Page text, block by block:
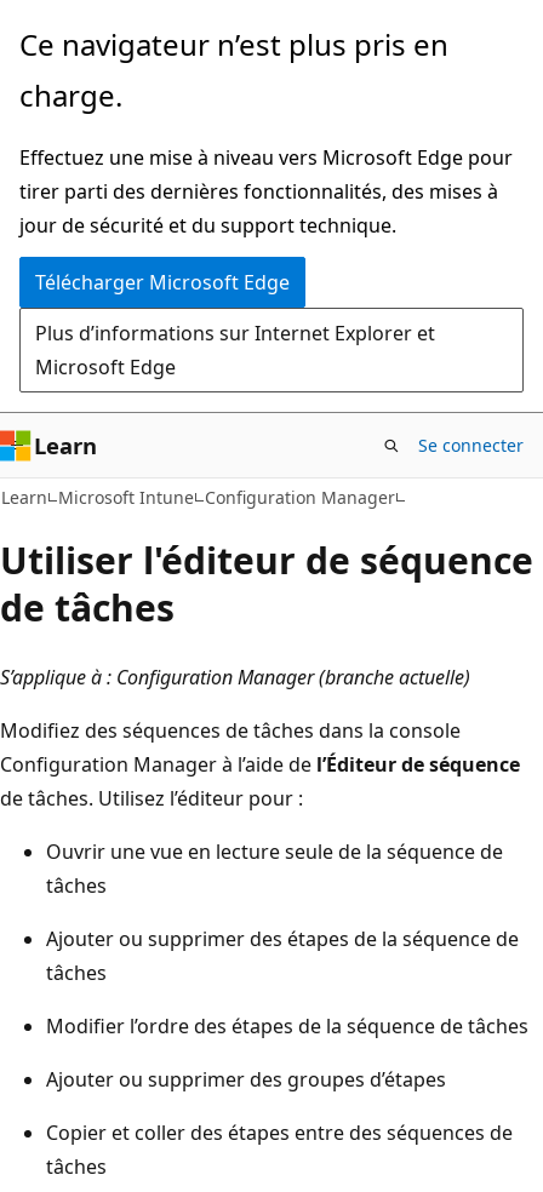
Passer
directement
au
principal
Ce navigateur n’est plus pris en
charge.
Effectuez une mise à niveau vers Microsoft Edge pour
tirer parti des dernières fonctionnalités, des mises à
jour de sécurité et du support technique.
Télécharger Microsoft Edge
Plus d’informations sur Internet Explorer et
Microsoft Edge
Learn Se connecter
Learn Microsoft Intune Configuration Manager
Utiliser l'éditeur de séquence
de tâches
S’applique à : Configuration Manager (branche actuelle)
Modifiez des séquences de tâches dans la console
Configuration Manager à l’aide de l’Éditeur de séquence
de tâches. Utilisez l’éditeur pour :
Ouvrir une vue en lecture seule de la séquence de
tâches
Ajouter ou supprimer des étapes de la séquence de
tâches
Modifier l’ordre des étapes de la séquence de tâches
Ajouter ou supprimer des groupes d’étapes
Copier et coller des étapes entre des séquences de
tâches